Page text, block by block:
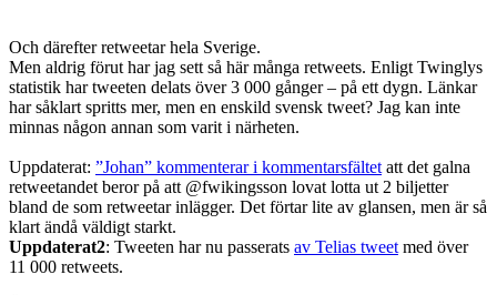
Och därefter retweetar hela Sverige.
Men aldrig förut har jag sett så här många retweets. Enligt Twinglys
statistik har tweeten delats över 3 000 gånger – på ett dygn. Länkar
har såklart spritts mer, men en enskild svensk tweet? Jag kan inte
minnas någon annan som varit i närheten.
Uppdaterat: ”Johan” kommenterar i kommentarsfältet att det galna
retweetandet beror på att @fwikingsson lovat lotta ut 2 biljetter
bland de som retweetar inlägger. Det förtar lite av glansen, men är så
klart ändå väldigt starkt.
Uppdaterat2: Tweeten har nu passerats av Telias tweet med över
11 000 retweets.